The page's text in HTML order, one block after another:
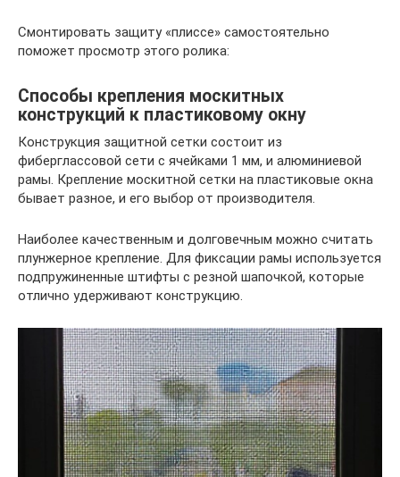
Смонтировать защиту «плиссе» самостоятельно
поможет просмотр этого ролика:
Способы крепления москитных
конструкций к пластиковому окну
Конструкция защитной сетки состоит из
фиберглассовой сети с ячейками 1 мм, и алюминиевой
рамы. Крепление москитной сетки на пластиковые окна
бывает разное, и его выбор от производителя.
Наиболее качественным и долговечным можно считать
плунжерное крепление. Для фиксации рамы используется
подпружиненные штифты с резной шапочкой, которые
отлично удерживают конструкцию.